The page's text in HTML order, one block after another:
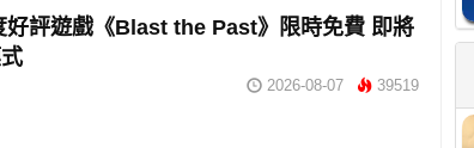
好評遊戲《Blast the Past》限時免費 即將
2026-08-07 39519